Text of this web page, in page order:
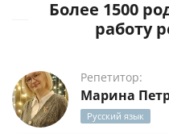
Более 1500
работу
Репетитор:
Марина
Русский язык